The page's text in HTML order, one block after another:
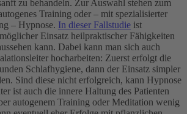
zu behandeln. Zur Auswahl stehen zum
Training oder – mit spezialisierter
– Hypnose. In dieser Fallstudie ist
Einsatz heilpraktischer Fähigkeiten
kann. Dabei kann man sich auch
hocharbeiten: Zuerst erfolgt die
Schlafhygiene, dann der Einsatz simpler
Sind diese nicht erfolgreich, kann Hypnose
ist auch die innere Haltung des Patienten
autogenem Training oder Meditation wenig